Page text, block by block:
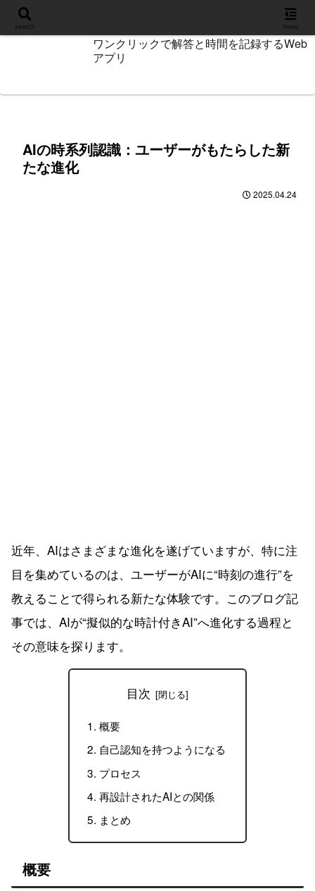
ワンクリックで解答と時間を記録するWeb
アプリ
AIの時系列認識：ユーザーがもたらした新
たな進化
2025.04.24
近年、AIはさまざまな進化を遂げていますが、特に注
目を集めているのは、ユーザーがAIに“時刻の進行”を
教えることで得られる新たな体験です。このブログ記
事では、AIが“擬似的な時計付きAI”へ進化する過程と
その意味を探ります。
目次
概要
自己認知を持つようになる
プロセス
再設計されたAIとの関係
まとめ
概要
search menu